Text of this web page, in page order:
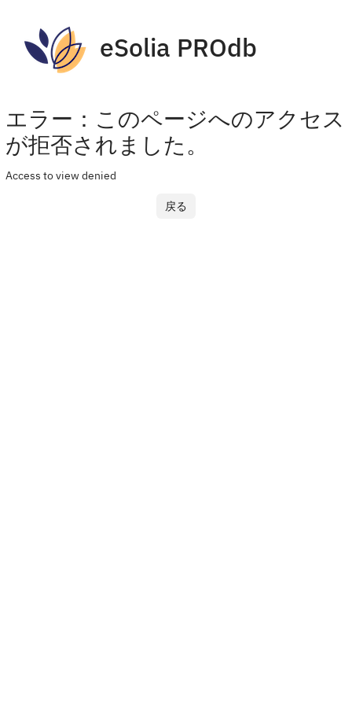
eSolia PROdb
エラー：このページへのアクセス
が拒否されました。
Access to view denied
戻る